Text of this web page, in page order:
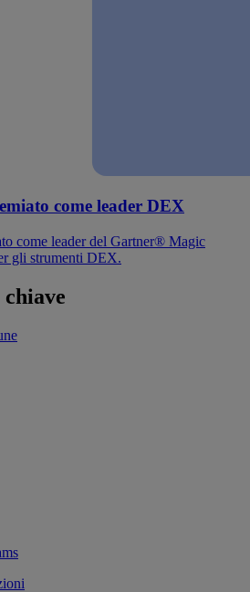
come leader DEX
come leader del Gartner® Magic
gli strumenti DEX.